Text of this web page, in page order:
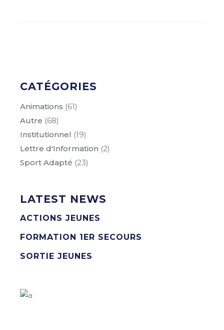
CATÉGORIES
Animations (61)
Autre (68)
Institutionnel (19)
Lettre d'Information (2)
Sport Adapté (23)
LATEST NEWS
ACTIONS JEUNES
FORMATION 1ER SECOURS
SORTIE JEUNES